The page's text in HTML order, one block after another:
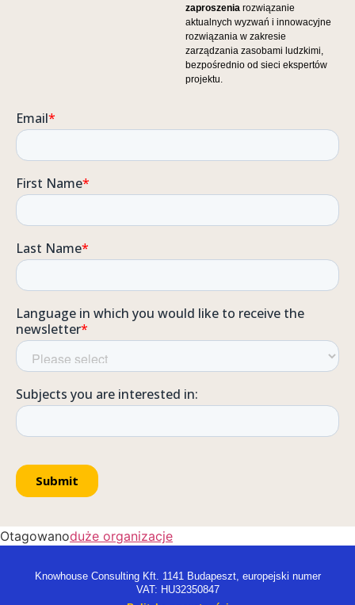
zaproszenia rozwiązanie
aktualnych wyzwań i innowacyjne
rozwiązania w zakresie
zarządzania zasobami ludzkimi,
bezpośrednio od sieci ekspertów
projektu.
Otagowanoduże organizacje
Knowhouse Consulting Kft. 1141 Budapeszt, europejski numer
VAT: HU32350847